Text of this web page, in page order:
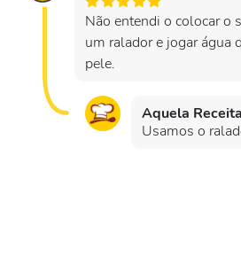
Não entendi o colocar o
um ralador e jogar água
pele.
Aquela Receita
Usamos o